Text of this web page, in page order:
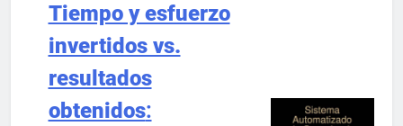
Tiempo y esfuerzo
invertidos vs.
resultados
obtenidos: